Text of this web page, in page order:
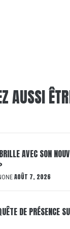
AUSSI
AVEC SON
AOÛT 7, 2026
DE PRÉSENCE